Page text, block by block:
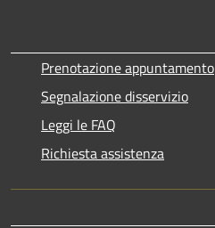
Prenotazione appuntamento
Segnalazione disservizio
Leggi le FAQ
Richiesta assistenza